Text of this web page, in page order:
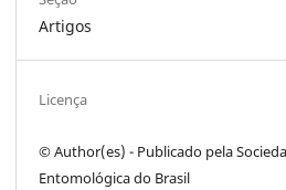
Artigos
Licença
© Author(es) - Publicado pela
Entomológica do Brasil